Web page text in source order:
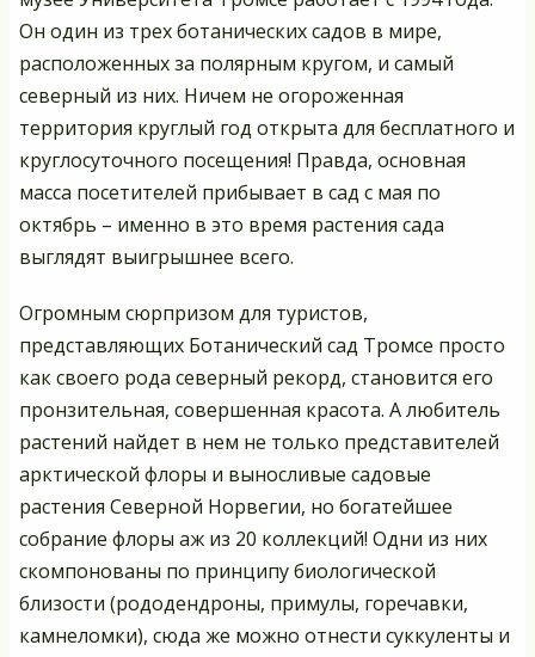
Он один из трех ботанических садов в мире,
расположенных за полярным кругом, и самый
северный из них. Ничем не огороженная
территория круглый год открыта для бесплатного и
круглосуточного посещения! Правда, основная
масса посетителей прибывает в сад с мая по
октябрь – именно в это время растения сада
выглядят выигрышнее всего.
Огромным сюрпризом для туристов,
представляющих Ботанический сад Тромсе просто
как своего рода северный рекорд, становится его
пронзительная, совершенная красота. А любитель
растений найдет в нем не только представителей
арктической флоры и выносливые садовые
растения Северной Норвегии, но богатейшее
собрание флоры аж из 20 коллекций! Одни из них
скомпонованы по принципу биологической
близости (рододендроны, примулы, горечавки,
камнеломки), сюда же можно отнести суккуленты и